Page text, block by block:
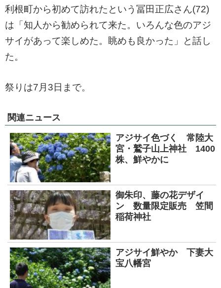
利根町から初めて訪れたという冨田正広さん(72)
は「知人から勧められて来た。いろんな色のアジ
サイがあって楽しめた。眺めも良かった」と話し
た。
祭りは7月3日まで。
関連ニュース
アジサイ色づく 常陸大
宮・鷲子山上神社 1400
株、鮮やかに
御朱印、藤の花デザイ
ン 数量限定販売 笠間
稲荷神社
アジサイ鮮やか 下妻大
宝八幡宮